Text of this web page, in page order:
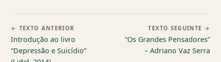
← TEXTO ANTERIOR
Introdução ao livro
“Depressão e Suicídio”
TEXTO SEGUINTE →
“Os Grandes Pensadores”
– Adriano Vaz Serra